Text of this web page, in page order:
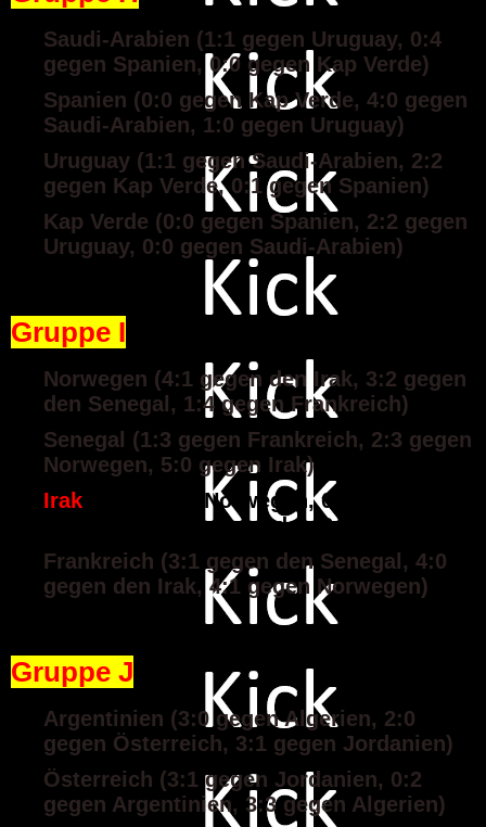
Saudi-Arabien (1:1 gegen Uruguay, 0:4
gegen Spanien, 0:0 gegen Kap Verde)
Spanien (0:0 gegen Kap Verde, 4:0 gegen
Saudi-Arabien, 1:0 gegen Uruguay)
Uruguay (1:1 gegen Saudi-Arabien, 2:2
gegen Kap Verde, 0:1 gegen Spanien)
Kap Verde (0:0 gegen Spanien, 2:2 gegen
Uruguay, 0:0 gegen Saudi-Arabien)
Gruppe I
Norwegen (4:1 gegen den Irak, 3:2 gegen
den Senegal, 1:4 gegen Frankreich)
Senegal (1:3 gegen Frankreich, 2:3 gegen
Norwegen, 5:0 gegen Irak)
Irak
(1:4 gegen Norwegen, 0:4 gegen
Frankreich, 0:5 gegen den Senegal)
Frankreich (3:1 gegen den Senegal, 4:0
gegen den Irak, 4:1 gegen Norwegen)
Gruppe J
Argentinien (3:0 gegen Algerien, 2:0
gegen Österreich, 3:1 gegen Jordanien)
Österreich (3:1 gegen Jordanien, 0:2
gegen Argentinien, 3:3 gegen Algerien)